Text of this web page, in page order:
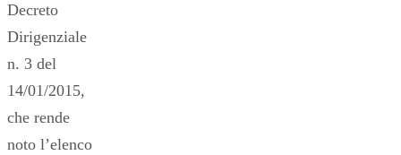
Decreto
Dirigenziale
n. 3 del
14/01/2015,
che rende
noto l’elenco